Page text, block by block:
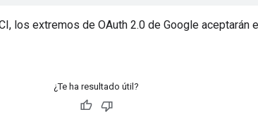
los extremos de OAuth 2.0 de Google
¿Te ha resultado útil?